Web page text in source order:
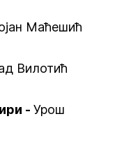
Маћешић
Вилотић
- Урош